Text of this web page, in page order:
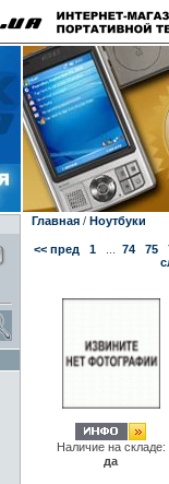
Главная/ Ноутбуки
<< пред 1... 74 75
Наличие на складе:
да